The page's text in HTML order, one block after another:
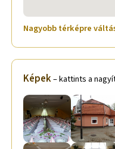
Nagyobb térképre
Képek– kattints a